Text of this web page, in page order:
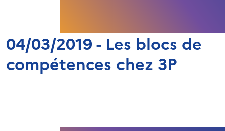
04/03/2019 - Les blocs de
compétences chez 3P